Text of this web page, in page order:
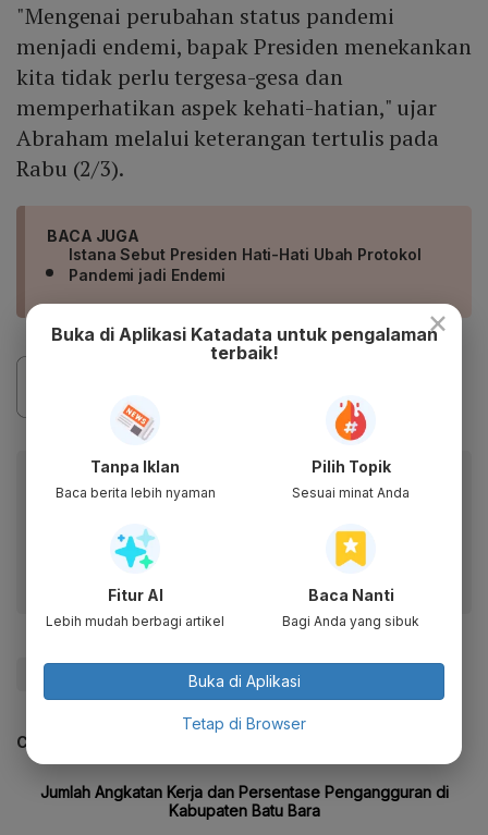
"Mengenai perubahan status pandemi
menjadi endemi, bapak Presiden menekankan
kita tidak perlu tergesa-gesa dan
memperhatikan aspek kehati-hatian," ujar
Abraham melalui keterangan tertulis pada
Rabu (2/3).
BACA JUGA
Istana Sebut Presiden Hati-Hati Ubah Protokol
Pandemi jadi Endemi
Baca artikel ini lewat aplikasi mobile.
fitur menarik lainnya lewat aplikasi mobile Katadata.
#Jawa Barat
CEK JUGA DATA INI
×
Buka di Aplikasi Katadata untuk pengalaman
terbaik!
Tanpa Iklan
Baca berita lebih nyaman
Pilih Topik
Sesuai minat Anda
Fitur AI
Lebih mudah berbagi artikel
Baca Nanti
Bagi Anda yang sibuk
Buka di Aplikasi
Tetap di Browser